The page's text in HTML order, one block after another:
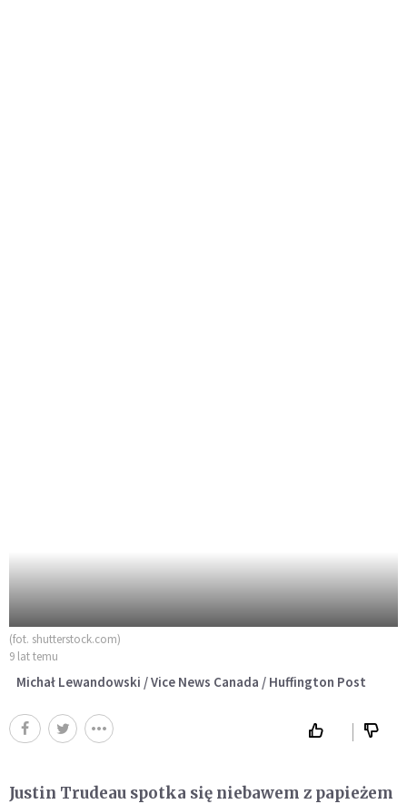
(fot. shutterstock.com)
9 lat temu
Michał Lewandowski / Vice News Canada / Huffington Post
Justin Trudeau spotka się niebawem z papieżem